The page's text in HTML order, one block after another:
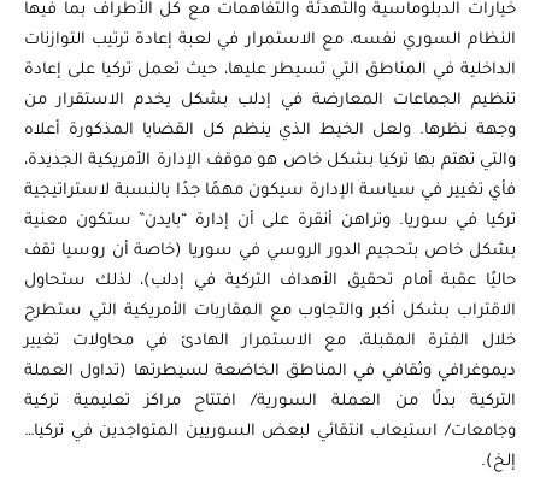
خيارات الدبلوماسية والتهدئة والتفاهمات مع كل الأطراف بما فيها
النظام السوري نفسه، مع الاستمرار في لعبة إعادة ترتيب التوازنات
الداخلية في المناطق التي تسيطر عليها، حيث تعمل تركيا على إعادة
تنظيم الجماعات المعارضة في إدلب بشكل يخدم الاستقرار من
وجهة نظرها. ولعل الخيط الذي ينظم كل القضايا المذكورة أعلاه
والتي تهتم بها تركيا بشكل خاص هو موقف الإدارة الأمريكية الجديدة،
فأي تغيير في سياسة الإدارة سيكون مهمًا جدًا بالنسبة لاستراتيجية
تركيا في سوريا. وتراهن أنقرة على أن إدارة “بايدن” ستكون معنية
بشكل خاص بتحجيم الدور الروسي في سوريا (خاصة أن روسيا تقف
حاليًا عقبة أمام تحقيق الأهداف التركية في إدلب)، لذلك ستحاول
الاقتراب بشكل أكبر والتجاوب مع المقاربات الأمريكية التي ستطرح
خلال الفترة المقبلة، مع الاستمرار الهادئ في محاولات تغيير
ديموغرافي وثقافي في المناطق الخاضعة لسيطرتها (تداول العملة
التركية بدلًا من العملة السورية/ افتتاح مراكز تعليمية تركية
وجامعات/ استيعاب انتقائي لبعض السوريين المتواجدين في تركيا…
إلخ).